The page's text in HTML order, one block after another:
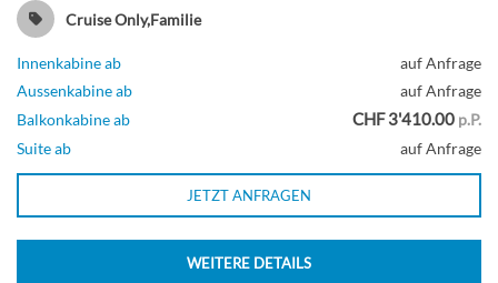
Cruise Only,Familie
Innenkabine ab
auf Anfrage
Aussenkabine ab
auf Anfrage
Balkonkabine ab
CHF 3'410.00 p.P.
Suite ab
auf Anfrage
JETZT ANFRAGEN
WEITERE DETAILS